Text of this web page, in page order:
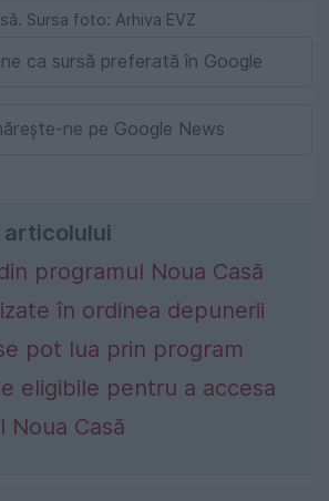
Sursa foto: Arhiva EVZ
ca sursă preferată în Google
ne pe Google News
articolului
programul Noua Casă
în ordinea depunerii
pot lua prin program
eligibile pentru a accesa
Noua Casă